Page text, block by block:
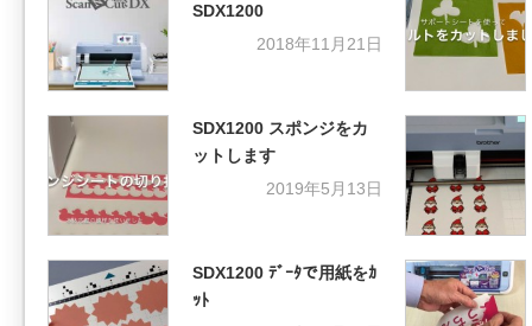
SDX1200
2018年11月21日
SDX1200 スポンジをカ
ットします
2019年5月13日
SDX1200 ﾃﾞｰﾀで用紙をｶ
ｯﾄ